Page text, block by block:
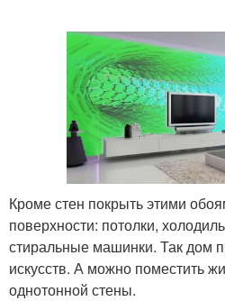
Кроме стен покрыть этими
поверхности: потолки,
стиральные машинки. Так дом
искусств. А можно поместить
однотонной стены.